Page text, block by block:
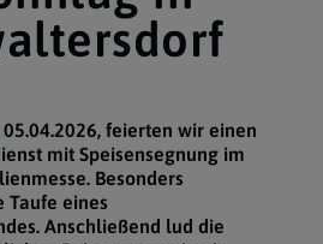
feierten wir einen
mit Speisensegnung im
Besonders
Taufe eines
Anschließend lud die